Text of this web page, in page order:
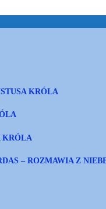
KRÓLA
KRÓLA
– ROZMAWIA Z